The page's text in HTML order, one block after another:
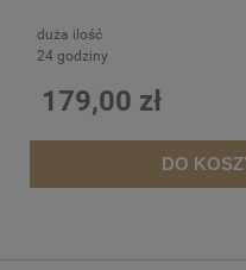
duża ilość
24 godziny
179,00 zł
DO